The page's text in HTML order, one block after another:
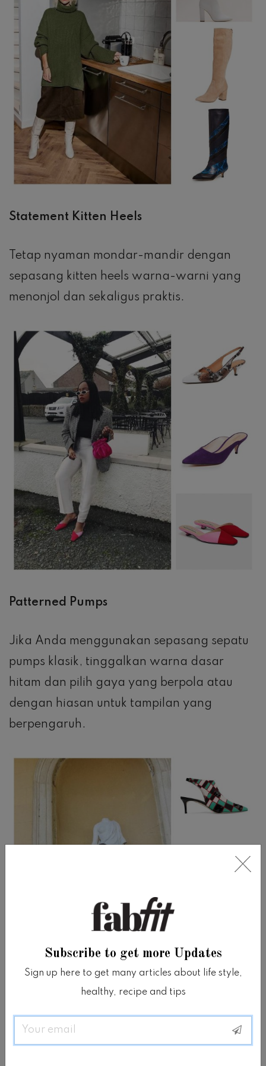
Statement Kitten Heels
Tetap nyaman mondar-mandir dengan
sepasang kitten heels warna-warni yang
menonjol dan sekaligus praktis.
Patterned Pumps
Jika Anda menggunakan sepasang sepatu
pumps klasik, tinggalkan warna dasar
hitam dan pilih gaya yang berpola atau
dengan hiasan untuk tampilan yang
berpengaruh.
Sock Boots
Subscribe to get more Updates
Sign up here to get many articles about life style,
healthy, recipe and tips
Email